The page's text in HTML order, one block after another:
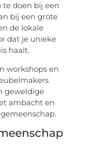
doen bij een
bij een grote
de lokale
dat je unieke
haalt.
workshops en
geweldige
ambacht en